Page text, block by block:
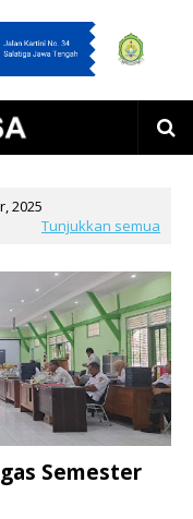
2025
Tunjukkan semua
Semester